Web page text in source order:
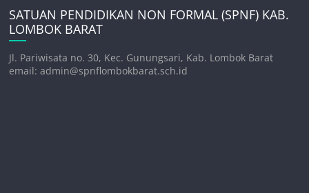
SATUAN PENDIDIKAN NON FORMAL (SPNF) KAB.
LOMBOK BARAT
Jl. Pariwisata no. 30, Kec. Gunungsari, Kab. Lombok Barat
email: admin@spnflombokbarat.sch.id